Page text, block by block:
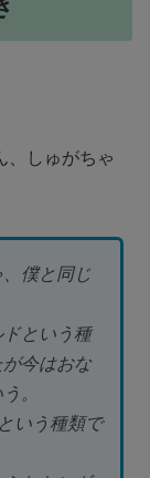
、しゅがちゃ
僕と同じ
という種
今はおな
。
いう種類で